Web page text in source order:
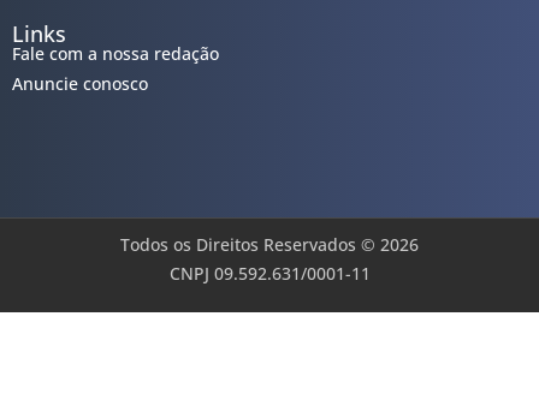
Links
Fale com a nossa redação
Anuncie conosco
Todos os Direitos Reservados © 2026
CNPJ 09.592.631/0001-11